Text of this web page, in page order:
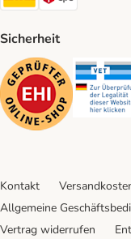
Sicherheit
Security
Kontakt
Allgemeine
Vertrag widerrufen